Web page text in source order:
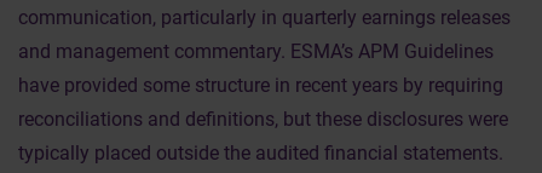
communication, particularly in quarterly earnings releases
and management commentary. ESMA’s APM Guidelines
have provided some structure in recent years by requiring
reconciliations and definitions, but these disclosures were
typically placed outside the audited financial statements.